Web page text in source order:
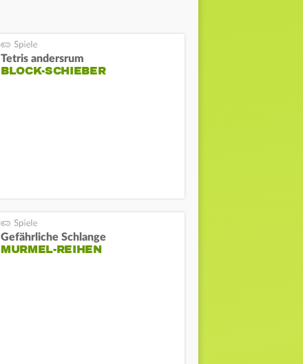
Tetris andersrum
BLOCK-SCHIEBER
Gefährliche Schlange
MURMEL-REIHEN